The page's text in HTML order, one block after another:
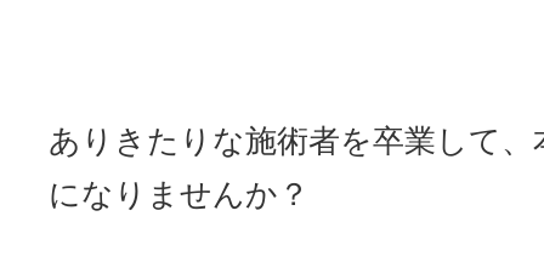
ありきたりな施術者を卒業して、
になりませんか？